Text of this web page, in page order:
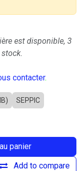
est disponible, 3
contacter.
SEPPIC
panier
Add to compare